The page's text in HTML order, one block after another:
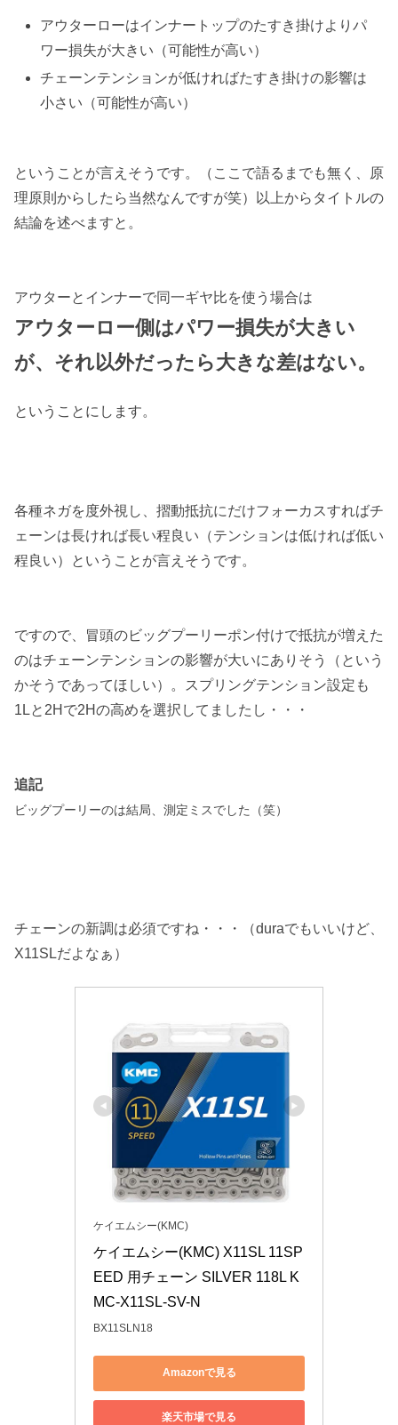
アウターローはインナートップのたすき掛けよりパ
ワー損失が大きい（可能性が高い）
チェーンテンションが低ければたすき掛けの影響は
小さい（可能性が高い）
ということが言えそうです。（ここで語るまでも無く、原
理原則からしたら当然なんですが笑）以上からタイトルの
結論を述べますと。
アウターとインナーで同一ギヤ比を使う場合は
アウターロー側はパワー損失が大きい
が、それ以外だったら大きな差はない。
ということにします。
各種ネガを度外視し、摺動抵抗にだけフォーカスすればチ
ェーンは長ければ長い程良い（テンションは低ければ低い
程良い）ということが言えそうです。
ですので、冒頭のビッグプーリーポン付けで抵抗が増えた
のはチェーンテンションの影響が大いにありそう（という
かそうであってほしい）。スプリングテンション設定も
1Lと2Hで2Hの高めを選択してましたし・・・
追記
ビッグプーリーのは結局、測定ミスでした（笑）
チェーンの新調は必須ですね・・・（duraでもいいけど、
X11SLだよなぁ）
ケイエムシー(KMC)
ケイエムシー(KMC) X11SL 11SP
EED 用チェーン SILVER 118L K
MC-X11SL-SV-N
BX11SLN18
Amazonで見る
楽天市場で見る